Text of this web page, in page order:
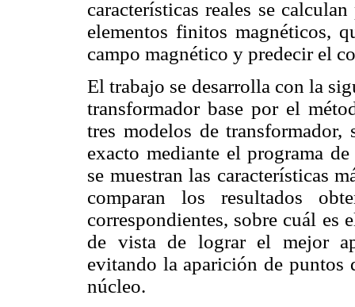
características reales se
elementos finitos magnéticos,
campo magnético y predecir el
El trabajo se desarrolla con la
transformador base por el
tres modelos de transformador,
exacto mediante el programa
se muestran las características
comparan los resultados
correspondientes, sobre cuál es
de vista de lograr el mejor
evitando la aparición de puntos
núcleo.